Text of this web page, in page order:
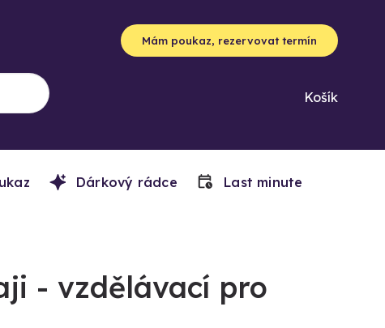
Mám poukaz, rezervovat termín
Košík
Dárkový rádce Last minute
- vzdělávací pro